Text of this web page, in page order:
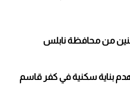
بناية سكنية في كفر قاسم